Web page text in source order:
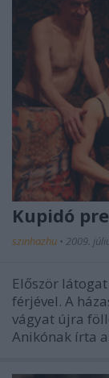
Kupidó
szinhazhu • 2009.
Először
férjével. A
vágyat újra
Anikónak írta a